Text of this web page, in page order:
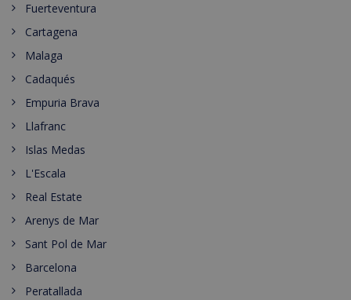
Fuerteventura
Cartagena
Malaga
Cadaqués
Empuria Brava
Llafranc
Islas Medas
L'Escala
Real Estate
Arenys de Mar
Sant Pol de Mar
Barcelona
Peratallada